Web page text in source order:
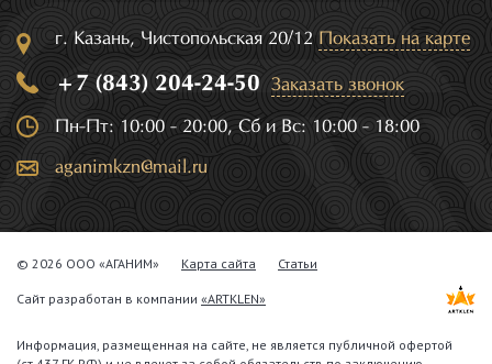
г. Казань, Чистопольская 20/12 Показать на карте
+7 (843) 204-24-50 Заказать звонок
Пн-Пт: 10:00 - 20:00, Сб и Вс: 10:00 - 18:00
aganimkzn@mail.ru
© 2026 ООО «АГАНИМ» Карта сайта Статьи
Сайт разработан в компании «ARTKLEN»
Информация, размещенная на сайте, не является публичной офертой